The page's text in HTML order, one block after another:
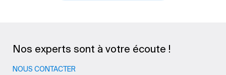
Nos experts sont à votre écoute !
NOUS CONTACTER